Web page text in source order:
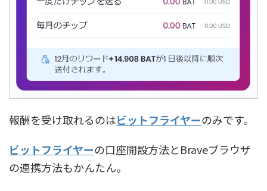
報酬を受け取れるのはビットフライヤーのみです。
ビットフライヤーの口座開設方法とBraveブラウザ
の連携方法もかんたん。